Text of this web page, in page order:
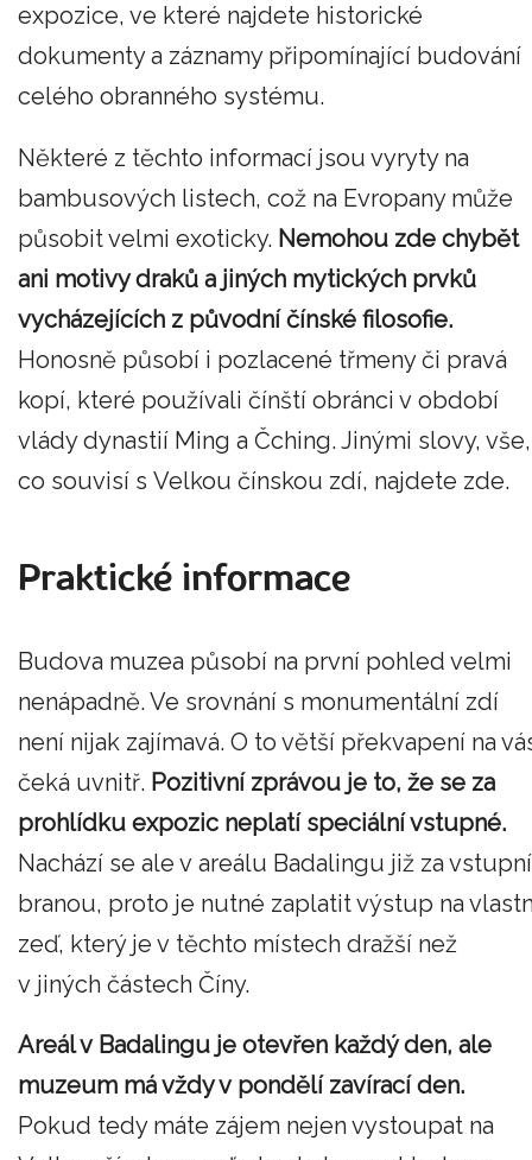
expozice, ve které najdete historické
dokumenty a záznamy připomínající budování
celého obranného systému.
Některé z těchto informací jsou vyryty na
bambusových listech, což na Evropany může
působit velmi exoticky. Nemohou zde chybět
ani motivy draků a jiných mytických prvků
vycházejících z původní čínské filosofie.
Honosně působí i pozlacené třmeny či pravá
kopí, které používali čínští obránci v období
vlády dynastií Ming a Čching. Jinými slovy, vše,
co souvisí s Velkou čínskou zdí, najdete zde.
Praktické informace
Budova muzea působí na první pohled velmi
nenápadně. Ve srovnání s monumentální zdí
není nijak zajímavá. O to větší překvapení na
čeká uvnitř. Pozitivní zprávou je to, že se za
prohlídku expozic neplatí speciální vstupné.
Nachází se ale v areálu Badalingu již za vstupní
branou, proto je nutné zaplatit výstup na
zeď, který je v těchto místech dražší než
v jiných částech Číny.
Areál v Badalingu je otevřen každý den, ale
muzeum má vždy v pondělí zavírací den.
Pokud tedy máte zájem nejen vystoupat na